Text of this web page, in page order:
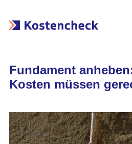
Fundament
Kosten müssen